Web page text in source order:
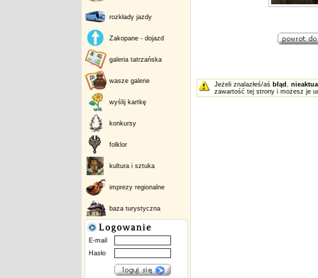
rozkłady jazdy
Zakopane - dojazd
galeria tatrzańska
wasze galerie
wyślij kartkę
konkursy
folklor
kultura i sztuka
imprezy regionalne
baza turystyczna
E-mail
Hasło
Jeżeli znalazłeś/aś błąd ,
zawartość tej strony i możesz je